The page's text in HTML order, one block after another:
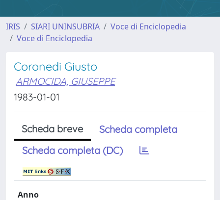
IRIS SIARI UNINSUBRIA
Voce di Enciclopedia
Voce di Enciclopedia
Coronedi Giusto
ARMOCIDA, GIUSEPPE
1983-01-01
Scheda breve
Scheda completa
Scheda completa (DC)
Anno